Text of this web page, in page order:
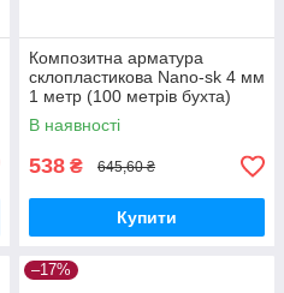
Композитна арматура
склопластикова Nano-sk 4 мм
1 метр (100 метрів бухта)
В наявності
538 ₴ 645,60 ₴
Купити
–17%